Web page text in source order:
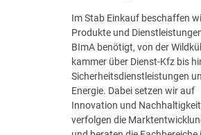
(
w
/
m
/
d
)
Im Stab Einkauf beschaffen
Produkte und
BImA benötigt, von der
kammer über Dienst‑Kfz bis
Sicherheitsdienst­leistungen
Energie. Dabei setzen wir auf
Innovation und
verfolgen die